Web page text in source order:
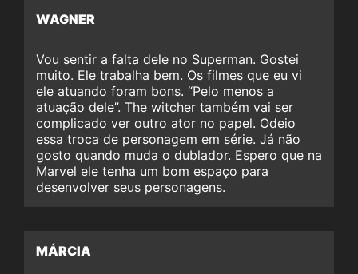
WAGNER
Vou sentir a falta dele no Superman. Gostei
muito. Ele trabalha bem. Os filmes que eu vi
ele atuando foram bons. “Pelo menos a
atuação dele”. The witcher também vai ser
complicado ver outro ator no papel. Odeio
essa troca de personagem em série. Já não
gosto quando muda o dublador. Espero que na
Marvel ele tenha um bom espaço para
desenvolver seus personagens.
MÁRCIA